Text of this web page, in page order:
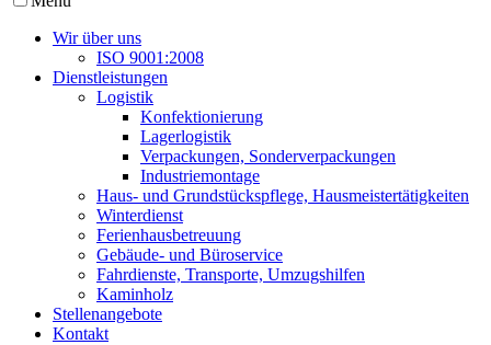
Wir über uns
ISO 9001:2008
Dienstleistungen
Logistik
Konfektionierung
Lagerlogistik
Verpackungen, Sonderverpackungen
Industriemontage
Haus- und Grundstückspflege, Hausmeistertätigkeiten
Winterdienst
Ferienhausbetreuung
Gebäude- und Büroservice
Fahrdienste, Transporte, Umzugshilfen
Kaminholz
Stellenangebote
Kontakt